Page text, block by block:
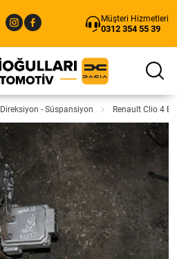
Müşteri Hizmetleri
0312 354 55 39
Direksiyon - Süspansiyon Renault Clio 4